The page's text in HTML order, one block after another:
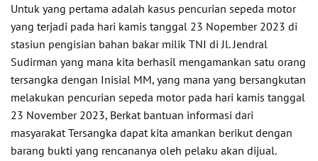
Untuk yang pertama adalah kasus pencurian sepeda motor
yang terjadi pada hari kamis tanggal 23 Nopember 2023 di
stasiun pengisian bahan bakar milik TNI di Jl. Jendral
Sudirman yang mana kita berhasil mengamankan satu orang
tersangka dengan Inisial MM, yang mana yang bersangkutan
melakukan pencurian sepeda motor pada hari kamis tanggal
23 November 2023, Berkat bantuan informasi dari
masyarakat Tersangka dapat kita amankan berikut dengan
barang bukti yang rencananya oleh pelaku akan dijual.